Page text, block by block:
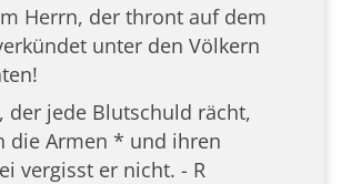
Herrn, der thront auf dem
unter den Völkern
der jede Blutschuld rächt,
die Armen * und ihren
vergisst er nicht. - R